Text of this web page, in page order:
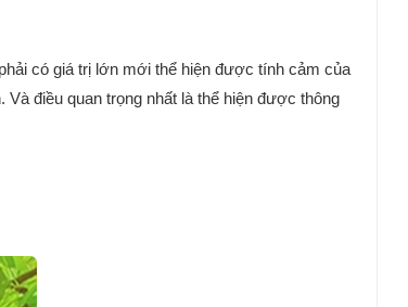
có giá trị lớn mới thể hiện được tính cảm của
điều quan trọng nhất là thể hiện được thông